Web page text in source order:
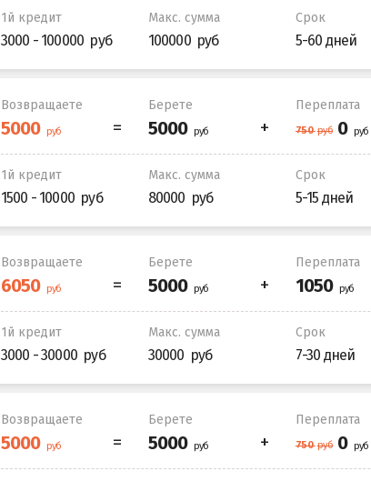
1й кредит
3000 - 100000
Макс. сумма
100000
Срок
5-60 дней
Возвращаете Берете Переплата
1й кредит
1500 - 10000
Макс. сумма
80000
Срок
5-15 дней
Возвращаете Берете Переплата
1й кредит
3000 - 30000
Макс. сумма
30000
Срок
7-30 дней
Возвращаете Берете Переплата